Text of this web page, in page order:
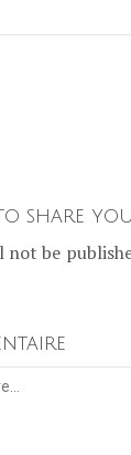
share
be